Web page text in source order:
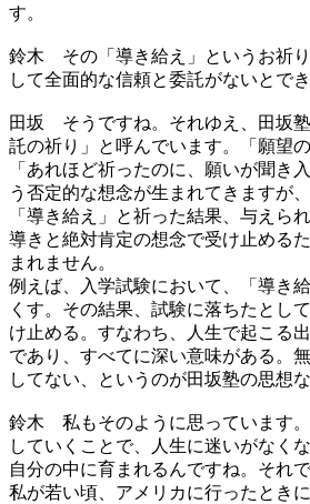
す。
鈴木 その「導き給え」というお祈
して全面的な信頼と委託がないとで
田坂
そうですね。それゆえ、田坂
託の祈り」と呼んでいます。「願望
「あれほど祈ったのに、願いが聞き
う否定的な想念が生まれてきますが
「導き給え」と祈った結果、与えら
導きと絶対肯定の想念で受け止める
まれません。
例えば、入学試験において、「導き
くす。その結果、試験に落ちたとし
け止める。すなわち、人生で起こる
であり、すべてに深い意味がある。
してない、というのが田坂塾の思想な
鈴木 私もそのように思っています
していくことで、人生に迷いがなく
自分の中に育まれるんですね。それ
私が若い頃、アメリカに行ったとき